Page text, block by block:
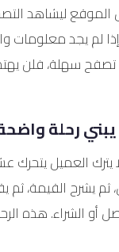
الموقع ليشاهد
لم يجد معلومات
سهلة، فلن
رحلة
العميل يتحرك
يشرح القيمة، ثم
الشراء. هذه